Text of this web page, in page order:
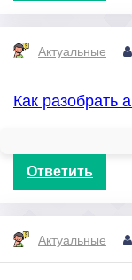
Актуальные
Как разобрать
Ответить
Актуальные